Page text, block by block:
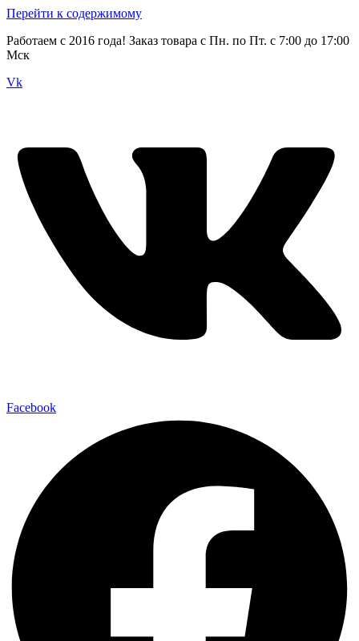
Перейти к содержимому
Работаем с 2016 года! Заказ товара с Пн. по Пт. с 7:00 до 17:00
Мск
Vk
Facebook